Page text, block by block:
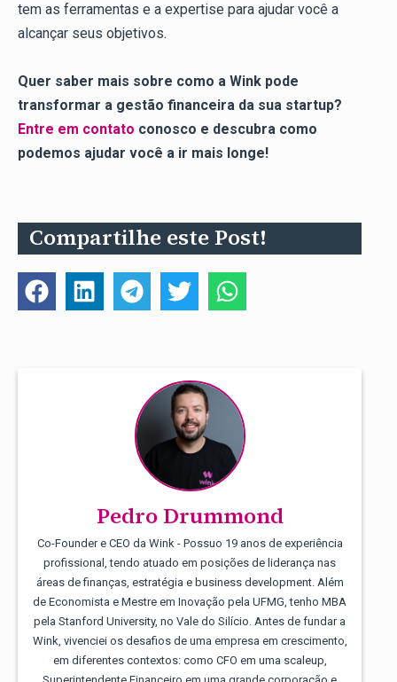
tem as ferramentas e a expertise para ajudar você a
alcançar seus objetivos.
Quer saber mais sobre como a Wink pode
transformar a gestão financeira da sua startup?
Entre em contato conosco e descubra como
podemos ajudar você a ir mais longe!
Compartilhe este Post!
Pedro Drummond
Co-Founder e CEO da Wink - Possuo 19 anos de experiência
profissional, tendo atuado em posições de liderança nas
áreas de finanças, estratégia e business development. Além
de Economista e Mestre em Inovação pela UFMG, tenho MBA
pela Stanford University, no Vale do Silício. Antes de fundar a
Wink, vivenciei os desafios de uma empresa em crescimento,
em diferentes contextos: como CFO em uma scaleup,